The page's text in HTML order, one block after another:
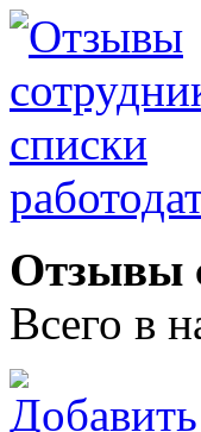
Отзывы
Всего в